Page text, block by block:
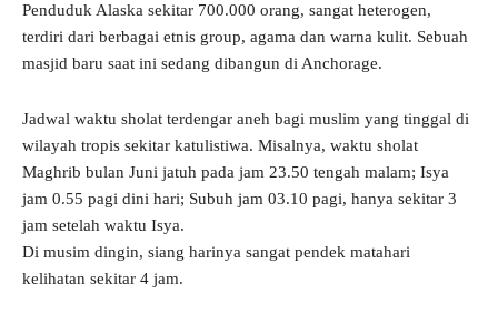
Penduduk Alaska sekitar 700.000 orang, sangat heterogen,
terdiri dari berbagai etnis group, agama dan warna kulit. Sebuah
masjid baru saat ini sedang dibangun di Anchorage.
Jadwal waktu sholat terdengar aneh bagi muslim yang tinggal di
wilayah tropis sekitar katulistiwa. Misalnya, waktu sholat
Maghrib bulan Juni jatuh pada jam 23.50 tengah malam; Isya
jam 0.55 pagi dini hari; Subuh jam 03.10 pagi, hanya sekitar 3
jam setelah waktu Isya.
Di musim dingin, siang harinya sangat pendek matahari
kelihatan sekitar 4 jam.